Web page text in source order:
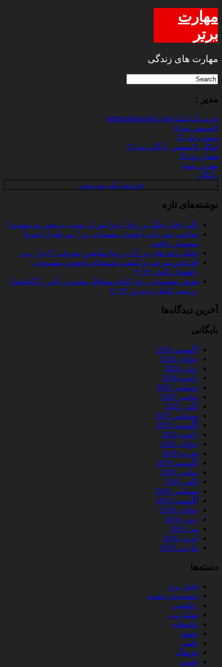
مهارت
برتر
مهارت های زندگی
مدیر :
خرید بک لینک behtarinbacklink.com
لایسنس نود32
پسورد نود 32
اوکلی لایسنس رایگان نود 32
همیار نود 32
بهترین سئو
رایگان
فروش آنتی ویروس
نوشته‌های تازه
تأثیر اخبار جنگ بر روان؛ چرا پس از مدتی بی‌حس می‌شویم؟
ساخت چت‌ بات با هوش مصنوعی در 7 مرحله از ایده تا
محصول واقعی
تحلیل داده‌ های بزرگ در دیتا ساینس: معرفی 5 ابزار برتر
افزایش سرعت و کیفیت استخدام با هوش مصنوعی |
راهنمای کامل ۲۰۲۶
هوش مصنوعی روی کدام مشاغل بیشترین تأثیر را گذاشته؟
بررسی کامل و به‌روز ۲۰۲۶
آخرین دیدگاه‌ها
بایگانی
آگوست 2026
جولای 2026
ژوئن 2026
ژانویه 2026
دسامبر 2025
نوامبر 2025
اکتبر 2025
سپتامبر 2025
آگوست 2025
ژانویه 2021
جولای 2020
فوریه 2020
آگوست 2019
نوامبر 2016
اکتبر 2016
سپتامبر 2016
آگوست 2016
جولای 2016
ژوئن 2016
می 2016
آوریل 2016
مارس 2016
دسته‌ها
اخبار برتر
دسته‌بندی نشده
زناشویی
سبک برتر
عاشقانه
عشق
علمی
فرهنگ
قیمت